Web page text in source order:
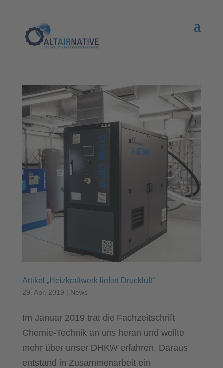
Artikel „Heizkraftwerk liefert Druckluft“
29. Apr. 2019 | News
Im Januar 2019 trat die Fachzeitschrift
Chemie-Technik an uns heran und wollte
mehr über unser DHKW erfahren. Daraus
entstand in Zusammenarbeit ein